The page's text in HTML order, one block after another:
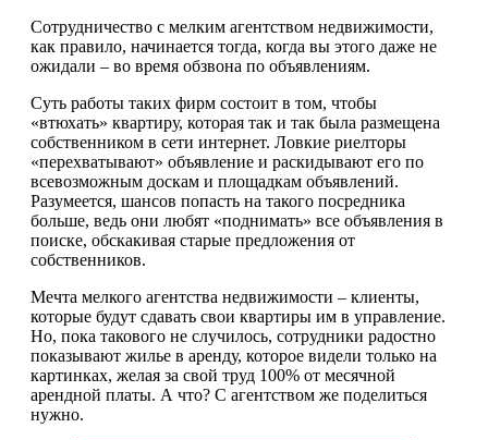
Сотрудничество с мелким агентством недвижимости,
как правило, начинается тогда, когда вы этого даже не
ожидали – во время обзвона по объявлениям.
Суть работы таких фирм состоит в том, чтобы
«втюхать» квартиру, которая так и так была размещена
собственником в сети интернет. Ловкие риелторы
«перехватывают» объявление и раскидывают его по
всевозможным доскам и площадкам объявлений.
Разумеется, шансов попасть на такого посредника
больше, ведь они любят «поднимать» все объявления в
поиске, обскакивая старые предложения от
собственников.
Мечта мелкого агентства недвижимости – клиенты,
которые будут сдавать свои квартиры им в управление.
Но, пока такового не случилось, сотрудники радостно
показывают жилье в аренду, которое видели только на
картинках, желая за свой труд 100% от месячной
арендной платы. А что? С агентством же поделиться
нужно.